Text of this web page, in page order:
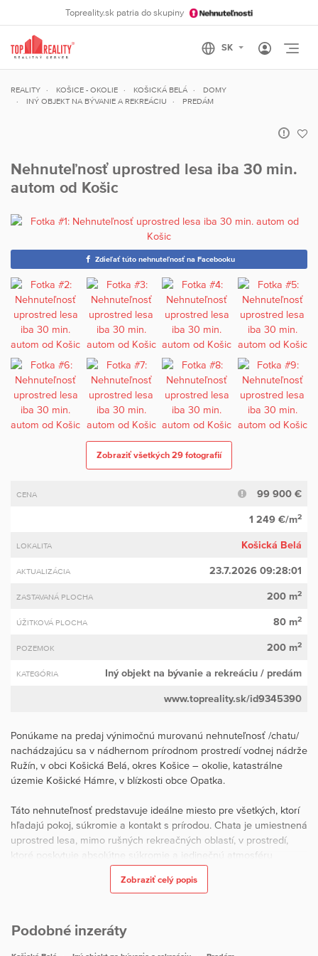
Topreality.sk patria do skupiny
REALITY KOŠICE - OKOLIE KOŠICKÁ BELÁ
DOMY
INÝ OBJEKT NA BÝVANIE A REKREÁCIU
PREDÁM
Nehnuteľnosť uprostred lesa iba 30 min.
autom od Košic
Zdieľať túto nehnuteľnosť na Facebooku
Zobraziť všetkých 29 fotografií
CENA 99 900 €
1 249 €/m2
LOKALITA Košická Belá
AKTUALIZÁCIA 23.7.2026 09:28:01
ZASTAVANÁ PLOCHA 200 m2
ÚŽITKOVÁ PLOCHA 80 m2
POZEMOK 200 m2
KATEGÓRIA Iný objekt na bývanie a rekreáciu / predám
www.topreality.sk/id9345390
Ponúkame na predaj výnimočnú murovanú nehnuteľnosť /chatu/
nachádzajúcu sa v nádhernom prírodnom prostredí vodnej nádrže
Ružín, v obci Košická Belá, okres Košice – okolie, katastrálne
územie Košické Hámre, v blízkosti obce Opatka.
Táto nehnuteľnosť predstavuje ideálne miesto pre všetkých, ktorí
hľadajú pokoj, súkromie a kontakt s prírodou. Chata je umiestnená
uprostred lesa, mimo rušných rekreačných oblastí, v prostredí,
ktoré poskytuje absolútne súkromie a jedinečnú atmosféru
oddychu počas celého roka. Príjemnú atmosféru dotvára potok
pretekajúci v blízkosti chaty, ktorého zurčanie umocňuje pocit
mesta Košice.
Zobraziť celý popis
Podobné inzeráty